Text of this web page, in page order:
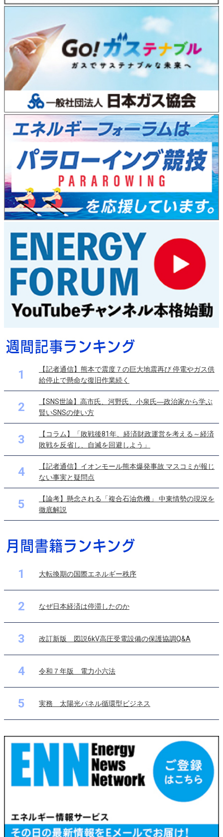
1
【記者通信】熊本で震度７の巨大地震再び 停電やガス供
給停止で懸命な復旧作業続く
2
【SNS世論】高市氏、河野氏、小泉氏―政治家から学ぶ
賢いSNSの使い方
3
【コラム】「敗戦後81年、経済財政運営を考える～経済
敗戦を反省し、自滅を回避しよう」
4
【記者通信】イオンモール熊本爆発事故 マスコミが報じ
ない事実と疑問点
5
【論考】懸念される「複合石油危機」 中東情勢の現況を
徹底解説
1 大転換期の国際エネルギー秩序
2 なぜ日本経済は停滞したのか
3 改訂新版 図説6kV高圧受電設備の保護協調Q&A
4 令和７年版 電力小六法
5 実務 太陽光パネル循環型ビジネス